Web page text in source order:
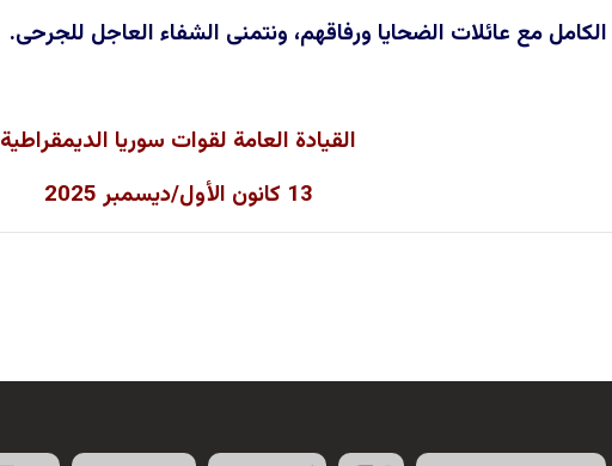
مع عائلات الضحايا ورفاقهم، ونتمنى الشفاء العاجل للجرحى.
القيادة العامة لقوات سوريا الديمقراطية
13 كانون الأول/ديسمبر 2025